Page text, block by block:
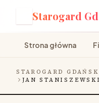
Starogard
Strona główna
STAROGARD
JAN STANISZEWSKI